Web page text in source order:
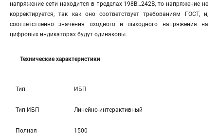
напряжение сети находится в пределах 198В…242В, то напряжение не
корректируется, так как оно соответствует требованиям ГОСТ, и,
соответственно значения входного и выходного напряжения на
цифровых индикаторах будут одинаковы.
Технические характеристики
Тип ИБП
Тип ИБП Линейно-интерaктивный
Полная
1500